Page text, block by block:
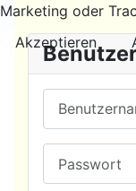
Marketing oder
Akzeptieren